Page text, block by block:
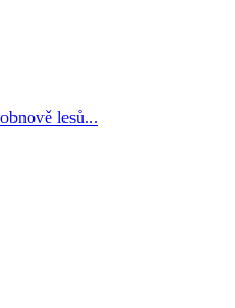
lesů...